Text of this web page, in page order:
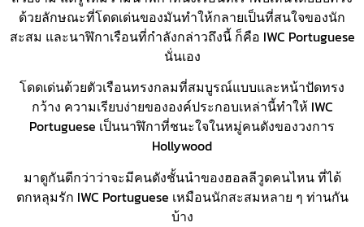
ด้วยลักษณะที่โดดเด่นของมันทำให้กลายเป็นที่สนใจของนัก
สะสม และนาฬิกาเรือนที่กำลังกล่าวถึงนี้ ก็คือ IWC Portuguese
นั่นเอง
โดดเด่นด้วยตัวเรือนทรงกลมที่สมบูรณ์แบบและหน้าปัดทรง
กว้าง ความเรียบง่ายขององค์ประกอบเหล่านี้ทำให้ IWC
Portuguese เป็นนาฬิกาที่ชนะใจในหมู่คนดังของวงการ
Hollywood
มาดูกันดีกว่าว่าจะมีคนดังชั้นนำของฮอลลีวูดคนไหน ที่ได้
ตกหลุมรัก IWC Portuguese เหมือนนักสะสมหลาย ๆ ท่านกัน
บ้าง